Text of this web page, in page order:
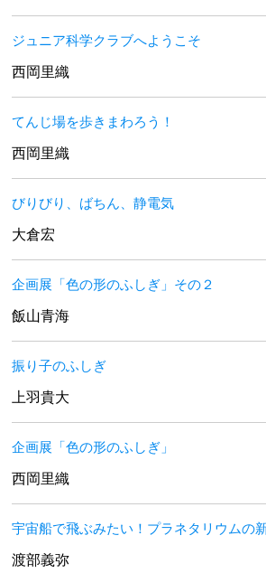
ジュニア科学クラブへようこそ
西岡里織
てんじ場を歩きまわろう！
西岡里織
びりびり、ばちん、静電気
大倉宏
企画展「色の形のふしぎ」その２
飯山青海
振り子のふしぎ
上羽貴大
企画展「色の形のふしぎ」
西岡里織
宇宙船で飛ぶみたい！プラネタリウムの
渡部義弥